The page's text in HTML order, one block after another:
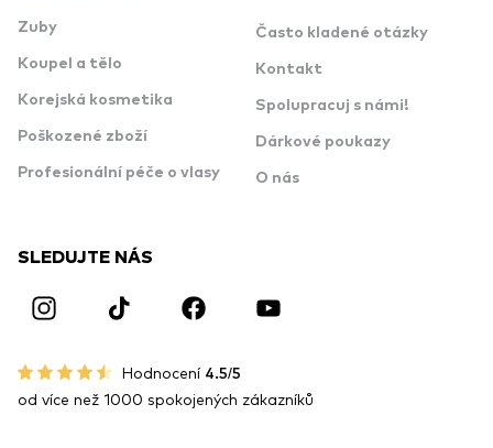
Zuby
Koupel a tělo
Korejská kosmetika
Poškozené zboží
Profesionální péče o vlasy
Často kladené otázky
Kontakt
Spolupracuj s námi!
Dárkové poukazy
O nás
SLEDUJTE NÁS
Hodnocení 4.5/5
od více než 1000 spokojených zákazníků